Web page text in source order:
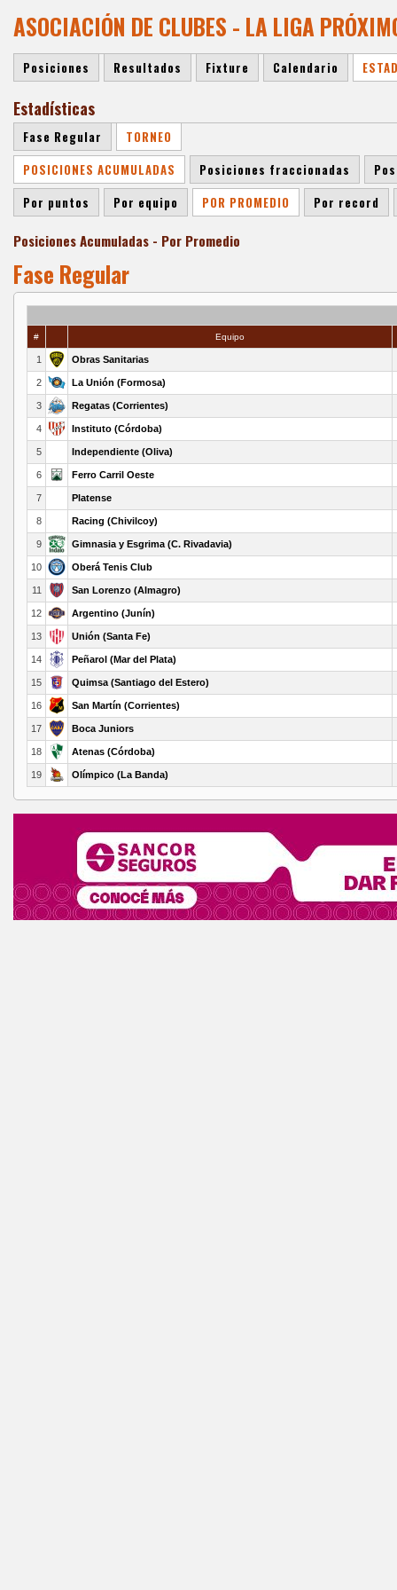
ASOCIACIÓN DE CLUBES - LA LIGA
Posiciones Resultados Fixture Calendario
Estadísticas
Fase Regular
TORNEO
POSICIONES ACUMULADAS
Posiciones fraccionadas
Por puntos
Por equipo POR PROMEDIO Por record
Posiciones Acumuladas - Por Promedio
Fase Regular
# Equipo
1 Obras Sanitarias
2 La Unión (Formosa)
3 Regatas (Corrientes)
4 Instituto (Córdoba)
5 Independiente (Oliva)
6 Ferro Carril Oeste
7 Platense
8 Racing (Chivilcoy)
9 Gimnasia y Esgrima (C. Rivadavia)
10 Oberá Tenis Club
11 San Lorenzo (Almagro)
12 Argentino (Junín)
13 Unión (Santa Fe)
14 Peñarol (Mar del Plata)
15 Quimsa (Santiago del Estero)
16 San Martín (Corrientes)
17 Boca Juniors
18 Atenas (Córdoba)
19 Olímpico (La Banda)